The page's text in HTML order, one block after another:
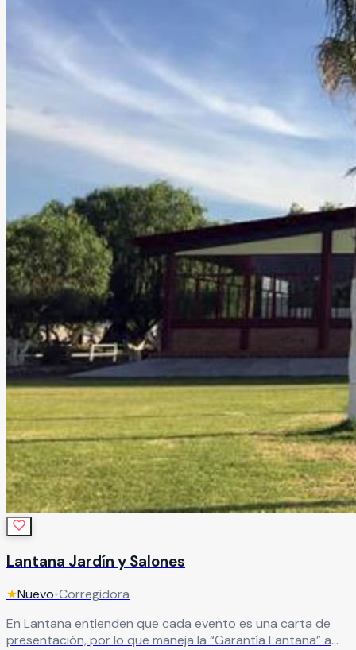
Lantana Jardín y Salones
★Nuevo•Corregidora
En Lantana entienden que cada evento es una carta de
presentación, por lo que maneja la “Garantía Lantana” a